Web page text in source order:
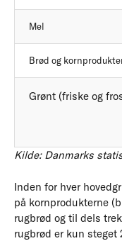
Mel
Brød og
Grønt (friske og
Kilde: Danmarks
Inden for hver
på kornprodukterne
rugbrød og til dels
rugbrød er kun steget